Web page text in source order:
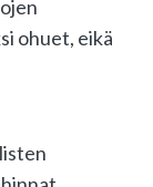
ohuet, eikä